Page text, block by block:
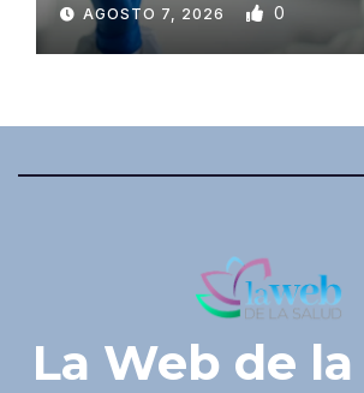
AGOSTO 7, 2026 0
La Web de